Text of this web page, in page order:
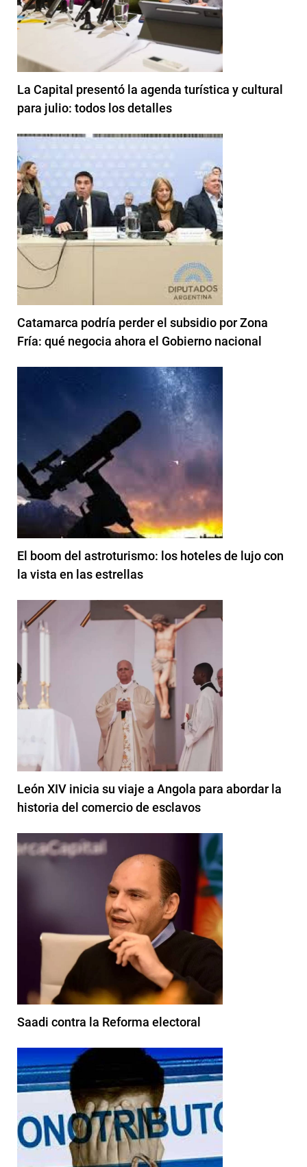
La Capital presentó la agenda turística y cultural
para julio: todos los detalles
Catamarca podría perder el subsidio por Zona
Fría: qué negocia ahora el Gobierno nacional
El boom del astroturismo: los hoteles de lujo con
la vista en las estrellas
León XIV inicia su viaje a Angola para abordar la
historia del comercio de esclavos
Saadi contra la Reforma electoral